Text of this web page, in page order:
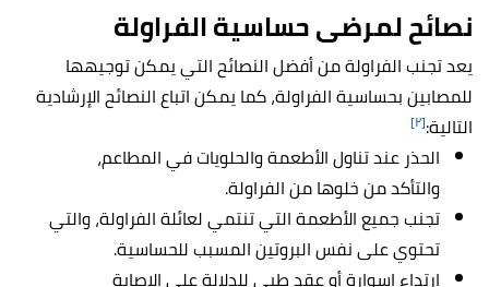
نصائح لمرضى حساسية الفراولة
يعد تجنب الفراولة من أفضل النصائح التي يمكن توجيهها
للمصابين بحساسية الفراولة، كما يمكن اتباع النصائح الإرشادية
التالية:[٢]
الحذر عند تناول الأطعمة والحلويات في المطاعم،
والتأكد من خلوها من الفراولة.
تجنب جميع الأطعمة التي تنتمي لعائلة الفراولة، والتي
تحتوي على نفس البروتين المسبب للحساسية.
ارتداء إسوارة أو عقد طبي للدلالة على الإصابة